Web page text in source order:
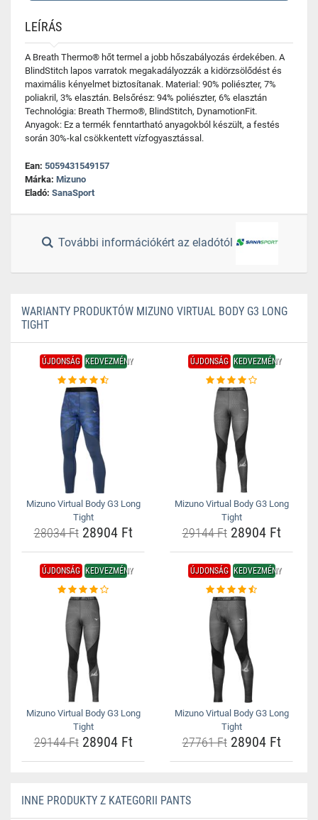
LEÍRÁS
A Breath Thermo® hőt termel a jobb hőszabályozás érdekében. A
BlindStitch lapos varratok megakadályozzák a kidörzsölődést és
maximális kényelmet biztosítanak. Material: 90% poliészter, 7%
poliakril, 3% elasztán. Belsőrész: 94% poliészter, 6% elasztán
Technológia: Breath Thermo®, BlindStitch, DynamotionFit.
Anyagok: Ez a termék fenntartható anyagokból készült, a festés
során 30%-kal csökkentett vízfogyasztással.
Ean: 5059431549157
Márka: Mizuno
Eladó: SanaSport
További információkért az eladótól
WARIANTY PRODUKTÓW MIZUNO VIRTUAL BODY G3 LONG
TIGHT
ÚJDONSÁG KEDVEZMÉNY
Mizuno Virtual Body G3 Long
Tight
28034 Ft28904 Ft
ÚJDONSÁG KEDVEZMÉNY
Mizuno Virtual Body G3 Long
Tight
29144 Ft28904 Ft
ÚJDONSÁG KEDVEZMÉNY
Mizuno Virtual Body G3 Long
Tight
29144 Ft28904 Ft
ÚJDONSÁG KEDVEZMÉNY
Mizuno Virtual Body G3 Long
Tight
27761 Ft28904 Ft
INNE PRODUKTY Z KATEGORII PANTS